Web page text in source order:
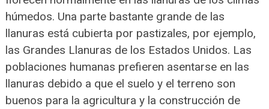
húmedos. Una parte bastante grande de las
llanuras está cubierta por pastizales, por ejemplo,
las Grandes Llanuras de los Estados Unidos. Las
poblaciones humanas prefieren asentarse en las
llanuras debido a que el suelo y el terreno son
buenos para la agricultura y la construcción de